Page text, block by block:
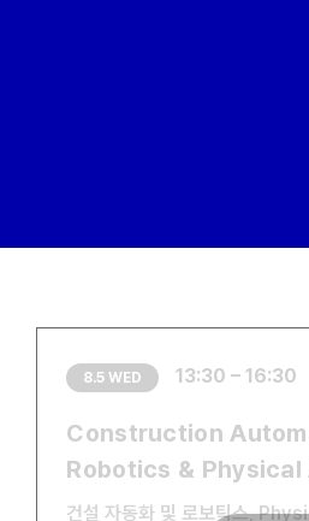
8.5 WED 13:30 – 16:30
Construction
Robotics & Physical
건설 자동화 및 로보틱스,